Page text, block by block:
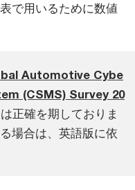
で用いるために数値
Automotive Cybe
(CSMS) Survey 20
正確を期しておりま
場合は、英語版に依